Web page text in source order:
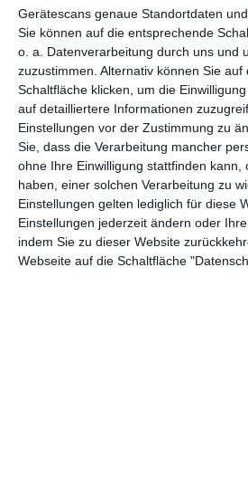
Gerätescans genaue Standortdaten
Sie können auf die entsprechende
o. a. Datenverarbeitung durch uns und
zuzustimmen. Alternativ können Sie
Schaltfläche klicken, um die
auf detailliertere Informationen
Einstellungen vor der Zustimmung zu
Sie, dass die Verarbeitung mancher
ohne Ihre Einwilligung stattfinden kann,
haben, einer solchen Verarbeitung zu
Einstellungen gelten lediglich für diese
Einstellungen jederzeit ändern oder
indem Sie zu dieser Website
Webseite auf die Schaltfläche
Das alles wäre wie gesagt eigentlich
näher auf die Gefühle und Reaktionen
doch werden diese meisten von
Zwischenwelt – was immer das sein
sich Susie befindet. Von dort aus kann
auf ihre Verwandten im Diesseits
erklärt, sondern führt vereinfacht
Jack, ihrem Killer (Stanley Tucci) auf
Die Parts in der Zwischenwelt sind
optisch, wenn auch mit viel
ansprechend inszeniert. Der